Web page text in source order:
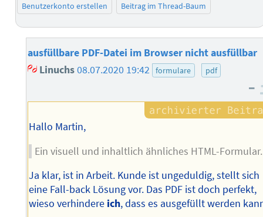
Benutzerkonto erstellen
Beitrag im Thread-Baum
ausfüllbare PDF-Datei im Browser nicht ausfüllbar
Linuchs08.07.2020 19:42 formulare pdf
–
Hallo Martin,
Ein visuell und inhaltlich ähnliches HTML-Formular.
Ja klar, ist in Arbeit. Kunde ist ungeduldig, stellt sich
eine Fall-back Lösung vor. Das PDF ist doch perfekt,
wieso verhindere ich, dass es ausgefüllt werden